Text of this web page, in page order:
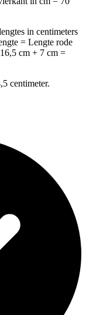
in centimeters
= Lengte rode
cm + 7 cm =
centimeter.